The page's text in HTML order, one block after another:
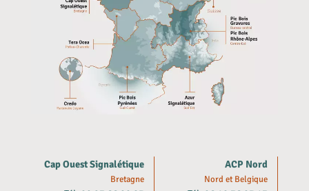
Cap Ouest Signalétique
Bretagne
ACP Nord
Nord et Belgique